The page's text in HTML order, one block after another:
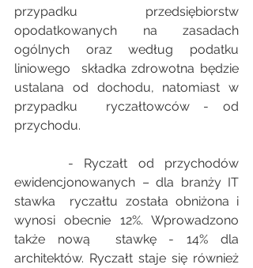
przypadku przedsiębiorstw
opodatkowanych na zasadach
ogólnych oraz według podatku
liniowego  składka zdrowotna będzie
ustalana od dochodu, natomiast w
przypadku  ryczałtowców - od
przychodu.
ewidencjonowanych – dla branży IT
stawka  ryczałtu została obniżona i
wynosi obecnie 12%. Wprowadzono
także nową  stawkę - 14% dla
architektów. Ryczałt staje się również